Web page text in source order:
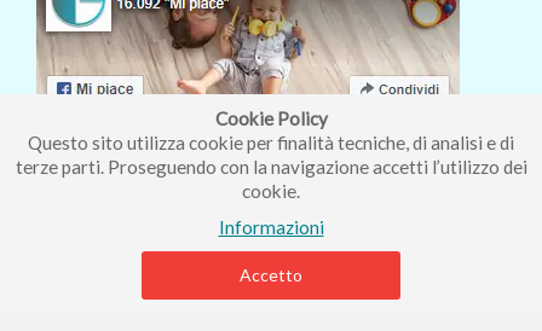
Cookie Policy
Questo sito utilizza cookie per finalità tecniche, di analisi e di
terze parti. Proseguendo con la navigazione accetti l’utilizzo dei
cookie.
Informazioni
Accetto
Iscriviti alla nostra newsletter
Piccolo Mondo di Ferri Roberta - Via Carlo Pisacane 9/11 57025